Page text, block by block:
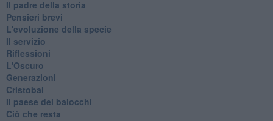
Il padre della storia
Pensieri brevi
L'evoluzione della specie
Il servizio
Riflessioni
L'Oscuro
Generazioni
Cristobal
Il paese dei balocchi
Ciò che resta